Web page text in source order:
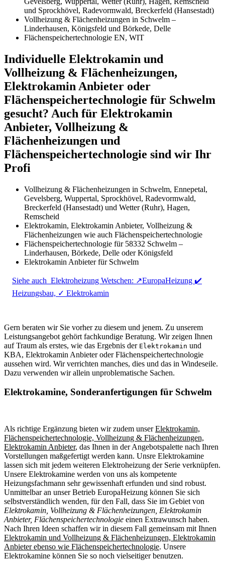
und Sprockhövel, Radevormwald, Breckerfeld (Hansestadt)
Vollheizung & Flächenheizungen in Schwelm –
Linderhausen, Königsfeld und Börkede, Delle
Flächenspeichertechnologie EN, WIT
Individuelle Elektrokamin und
Vollheizung & Flächenheizungen,
Elektrokamin Anbieter oder
Flächenspeichertechnologie für Schwelm
gesucht? Auch für Elektrokamin
Anbieter, Vollheizung &
Flächenheizungen und
Flächenspeichertechnologie sind wir Ihr
Profi
Vollheizung & Flächenheizungen in Schwelm, Ennepetal,
Gevelsberg, Wuppertal, Sprockhövel, Radevormwald,
Breckerfeld (Hansestadt) und Wetter (Ruhr), Hagen,
Remscheid
Elektrokamin, Elektrokamin Anbieter, Vollheizung &
Flächenheizungen wie auch Flächenspeichertechnologie
Flächenspeichertechnologie für 58332 Schwelm –
Linderhausen, Börkede, Delle oder Königsfeld
Elektrokamin Anbieter für Schwelm
Siehe auch Elektroheizung Wetschen: ↗️EuropaHeizung ✔️
Heizungsbau, ✓ Elektrokamin
Gern beraten wir Sie vorher zu diesem und jenem. Zu unserem
Leistungsangebot gehört fachkundige Beratung. Wir zeigen Ihnen
auf Traum als erstes, wie das Ergebnis der Elektrokamin und
KBA, Elektrokamin Anbieter oder Flächenspeichertechnologie
aussehen wird. Wir verrichten manches, dies und das in Windeseile.
Dazu verwenden wir allein unproblematische Sachen.
Elektrokamine, Sonderanfertigungen für Schwelm
Als richtige Ergänzung bieten wir zudem unserElektrokamin,
Flächenspeichertechnologie, Vollheizung & Flächenheizungen,
Elektrokamin Anbieter, das Ihnen in der Angebotspalette nach Ihren
Vorstellungen maßgefertigt werden kann. Unsre Elektrokamine
lassen sich mit jedem weiteren Elektroheizung der Serie verknüpfen.
Unsere Elektrokamine werden von uns als kompetente
Heizungsfachmann sehr gewissenhaft erfunden und sind robust.
Unmittelbar an unser Betrieb EuropaHeizung können Sie sich
selbstverständlich wenden, für den Fall, dass Sie im Gebiet von
Elektrokamin, Vollheizung & Flächenheizungen, Elektrokamin
Anbieter, Flächenspeichertechnologie einen Extrawunsch haben.
Nach Ihren Ideen schaffen wir in diesem Fall gemeinsam mit Ihnen
Elektrokamin und Vollheizung & Flächenheizungen, Elektrokamin
Anbieter ebenso wie Flächenspeichertechnologie. Unsere
Elektrokamine können Sie so noch vielseitiger benutzen.